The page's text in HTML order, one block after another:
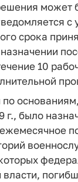
может
с
срока
10
по
г., было
власти,